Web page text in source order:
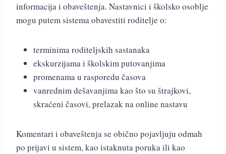
informacija i obaveštenja. Nastavnici i školsko osoblje
mogu putem sistema obavestiti roditelje o:
terminima roditeljskih sastanaka
ekskurzijama i školskim putovanjima
promenama u rasporedu časova
vanrednim dešavanjima kao što su štrajkovi,
skraćeni časovi, prelazak na online nastavu
Komentari i obaveštenja se obično pojavljuju odmah
po prijavi u sistem, kao istaknuta poruka ili kao